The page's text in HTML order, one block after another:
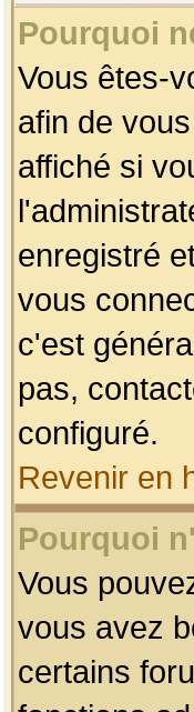
Pourquoi
Vous êtes-
afin de
affiché si
enregistré
vous
c'est
pas,
configuré.
Revenir en
Pourquoi
Vous
vous avez
certains